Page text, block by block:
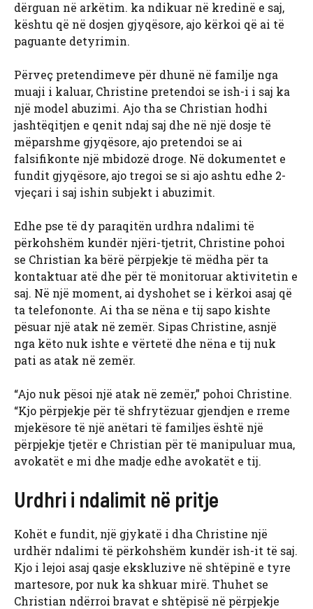
dërguan në arkëtim. ka ndikuar në kredinë e saj,
kështu që në dosjen gjyqësore, ajo kërkoi që ai të
paguante detyrimin.
Përveç pretendimeve për dhunë në familje nga
muaji i kaluar, Christine pretendoi se ish-i i saj ka
një model abuzimi. Ajo tha se Christian hodhi
jashtëqitjen e qenit ndaj saj dhe në një dosje të
mëparshme gjyqësore, ajo pretendoi se ai
falsifikonte një mbidozë droge. Në dokumentet e
fundit gjyqësore, ajo tregoi se si ajo ashtu edhe 2-
vjeçari i saj ishin subjekt i abuzimit.
Edhe pse të dy paraqitën urdhra ndalimi të
përkohshëm kundër njëri-tjetrit, Christine pohoi
se Christian ka bërë përpjekje të mëdha për ta
kontaktuar atë dhe për të monitoruar aktivitetin e
saj. Në një moment, ai dyshohet se i kërkoi asaj që
ta telefononte. Ai tha se nëna e tij sapo kishte
pësuar një atak në zemër. Sipas Christine, asnjë
nga këto nuk ishte e vërtetë dhe nëna e tij nuk
pati as atak në zemër.
“Ajo nuk pësoi një atak në zemër,” pohoi Christine.
“Kjo përpjekje për të shfrytëzuar gjendjen e rreme
mjekësore të një anëtari të familjes është një
përpjekje tjetër e Christian për të manipuluar mua,
avokatët e mi dhe madje edhe avokatët e tij.
Urdhri i ndalimit në pritje
Kohët e fundit, një gjykatë i dha Christine një
urdhër ndalimi të përkohshëm kundër ish-it të saj.
Kjo i lejoi asaj qasje ekskluzive në shtëpinë e tyre
martesore, por nuk ka shkuar mirë. Thuhet se
Christian ndërroi bravat e shtëpisë në përpjekje